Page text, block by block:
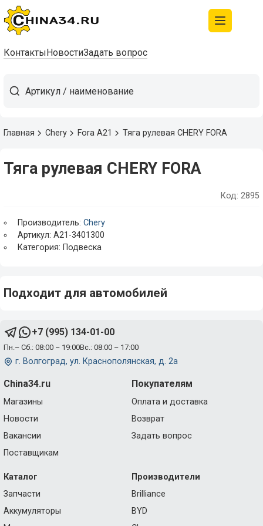
КонтактыНовостиЗадать вопрос
Главная Chery Fora A21 Тяга рулевая CHERY FORA
Тяга рулевая CHERY FORA
Код: 2895
Производитель: Chery
Артикул: A21-3401300
Категория: Подвеска
Подходит для автомобилей
+7 (995) 134-01-00
Пн.– Сб.: 08:00 – 19:00Вс.: 08:00 – 17:00
г. Волгоград, ул. Краснополянская, д. 2а
China34.ru
Магазины
Новости
Вакансии
Поставщикам
Покупателям
Оплата и доставка
Возврат
Задать вопрос
Каталог
Запчасти
Аккумуляторы
Производители
Brilliance
BYD